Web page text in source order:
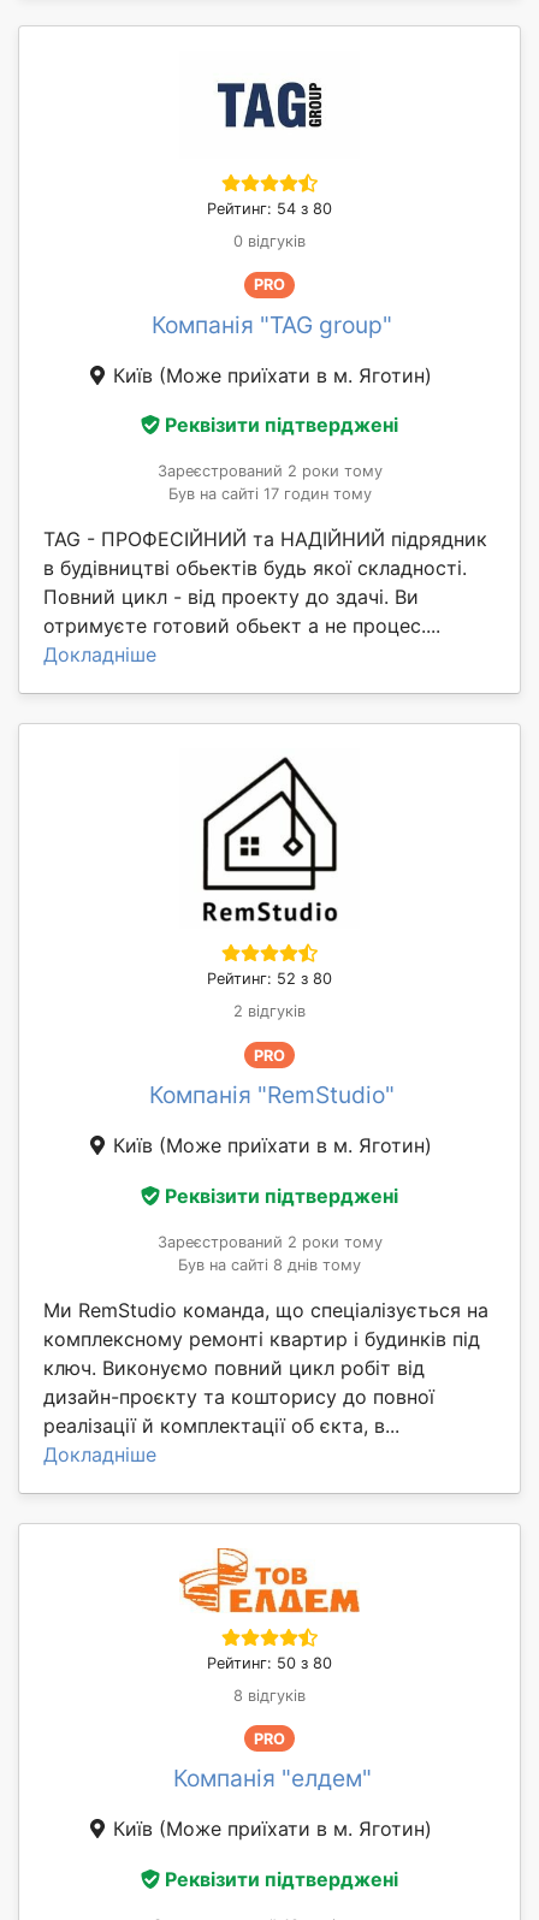
Рейтинг: 54 з 80
0 відгуків
PRO
Компанія "TAG group"
Київ (Може приїхати в м. Яготин)
Реквізити підтверджені
Зареєстрований 2 роки тому
Був на сайті 17 годин тому
TAG - ПРОФЕСІЙНИЙ та НАДІЙНИЙ підрядник
в будівництві обьектів будь якої складності.
Повний цикл - від проекту до здачі. Ви
отримуєте готовий обьект а не процес....
Докладніше
Рейтинг: 52 з 80
2 відгуків
PRO
Компанія "RemStudio"
Київ (Може приїхати в м. Яготин)
Реквізити підтверджені
Зареєстрований 2 роки тому
Був на сайті 8 днів тому
Ми RemStudio команда, що спеціалізується на
комплексному ремонті квартир і будинків під
ключ. Виконуємо повний цикл робіт від
дизайн-проєкту та кошторису до повної
реалізації й комплектації об єкта, в...
Докладніше
Рейтинг: 50 з 80
8 відгуків
PRO
Компанія "елдем"
Київ (Може приїхати в м. Яготин)
Реквізити підтверджені